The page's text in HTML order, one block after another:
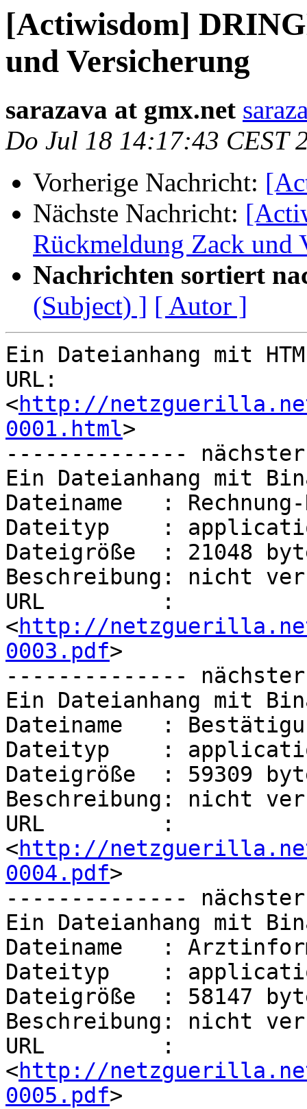
[Actiwisdom]
und Versicherung
sarazava at gmx.net
Do Jul 18 14:17:43 CEST
Vorherige Nachricht:
Nächste Nachricht:
Rückmeldung Zack und
Nachrichten sortiert
(Subject) ] [ Autor ]
Ein Dateianhang mit
URL:
<http://netzguerilla.net/
0001.html>
--------------
Ein Dateianhang mit
Dateiname   :
Dateityp    :
Dateigröße  : 21048
Beschreibung: nicht
URL         :
<http://netzguerilla.net/
0003.pdf>
--------------
Ein Dateianhang mit
Dateiname   :
Dateityp    :
Dateigröße  : 59309
Beschreibung: nicht
URL         :
<http://netzguerilla.net/
0004.pdf>
--------------
Ein Dateianhang mit
Dateiname   :
Dateityp    :
Dateigröße  : 58147
Beschreibung: nicht
URL         :
<http://netzguerilla.net/
0005.pdf